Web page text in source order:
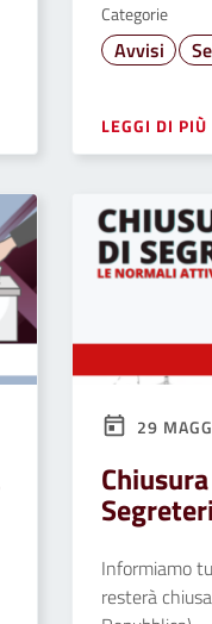
Categorie
Avvisi
LEGGI DI PIÙ
29
Informiamo
resterà